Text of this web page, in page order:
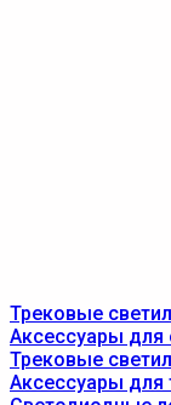
Трековые
Аксессуары для
Трековые
Аксессуары для